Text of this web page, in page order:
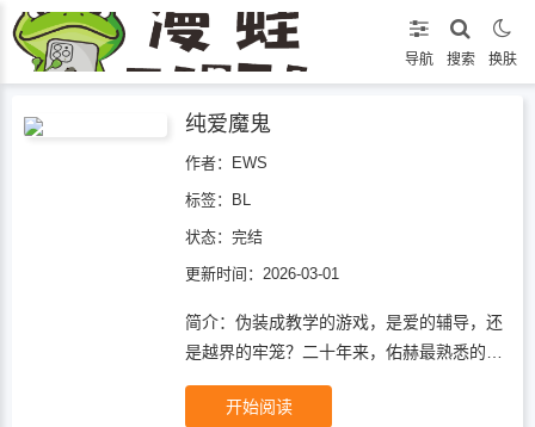
导航 搜索 换肤
纯爱魔鬼
作者：EWS
标签： BL
状态： 完结
更新时间：2026-03-01
简介：伪装成教学的游戏，是爱的辅导，还
是越界的牢笼？二十年来，佑赫最熟悉的是
挚友时云支持的笑容。他以为连考梦魔执照
的屡次失败，只是自己运气不佳。直到那
开始阅读